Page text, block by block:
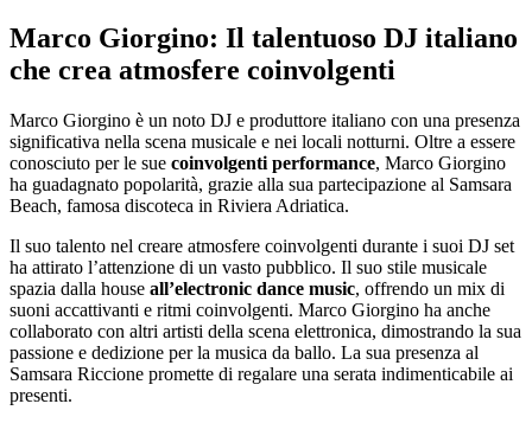
Marco Giorgino: Il talentuoso DJ italiano
che crea atmosfere coinvolgenti
Marco Giorgino è un noto DJ e produttore italiano con una presenza
significativa nella scena musicale e nei locali notturni. Oltre a essere
conosciuto per le sue coinvolgenti performance, Marco Giorgino
ha guadagnato popolarità, grazie alla sua partecipazione al Samsara
Beach, famosa discoteca in Riviera Adriatica.
Il suo talento nel creare atmosfere coinvolgenti durante i suoi DJ set
ha attirato l’attenzione di un vasto pubblico. Il suo stile musicale
spazia dalla house all’electronic dance music, offrendo un mix di
suoni accattivanti e ritmi coinvolgenti. Marco Giorgino ha anche
collaborato con altri artisti della scena elettronica, dimostrando la sua
passione e dedizione per la musica da ballo. La sua presenza al
Samsara Riccione promette di regalare una serata indimenticabile ai
presenti.